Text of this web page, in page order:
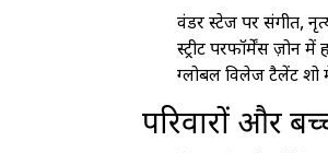
वंडर स्टेज पर संगीत,
स्ट्रीट परफॉर्मेंस ज़ोन में
ग्लोबल विलेज टैलेंट शो में
परिवारों और